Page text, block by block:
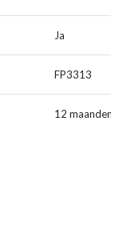
Ja
FP3313
12 maanden